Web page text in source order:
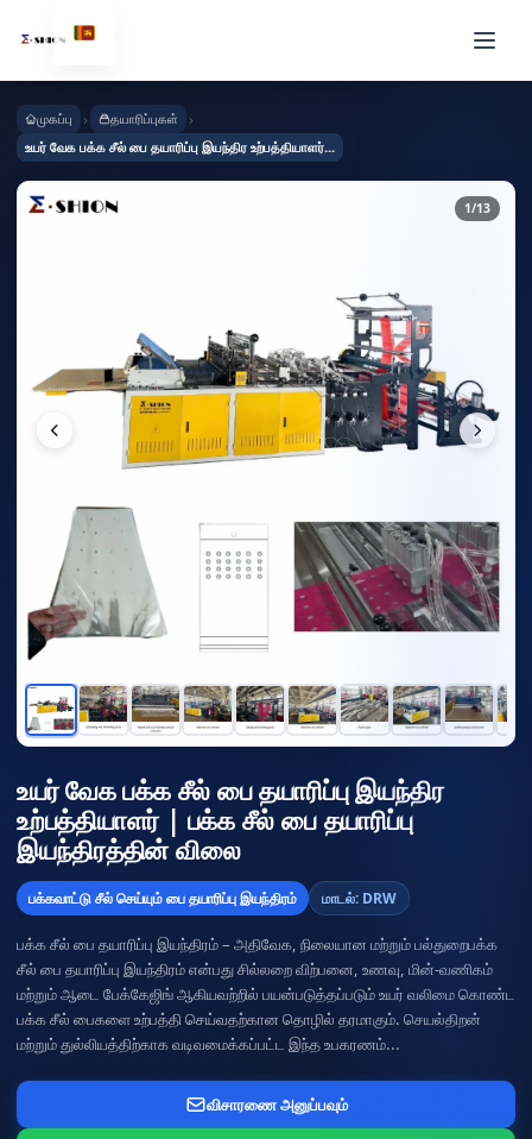
முகப்பு › தயாரிப்புகள் ›
உயர் வேக பக்க சீல் பை தயாரிப்பு இயந்திர உற்பத்தியாளர்...
1/13
உயர் வேக பக்க சீல் பை தயாரிப்பு இயந்திர
உற்பத்தியாளர் | பக்க சீல் பை தயாரிப்பு
இயந்திரத்தின் விலை
பக்கவாட்டு சீல் செய்யும் பை தயாரிப்பு இயந்திரம் மாடல்: DRW
பக்க சீல் பை தயாரிப்பு இயந்திரம் – அதிவேக, நிலையான மற்றும் பல்துறைபக்க
சீல் பை தயாரிப்பு இயந்திரம் என்பது சில்லறை விற்பனை, உணவு, மின்-வணிகம்
மற்றும் ஆடை பேக்கேஜிங் ஆகியவற்றில் பயன்படுத்தப்படும் உயர் வலிமை கொண்ட
பக்க சீல் பைகளை உற்பத்தி செய்வதற்கான தொழில் தரமாகும். செயல்திறன்
மற்றும் துல்லியத்திற்காக வடிவமைக்கப்பட்ட இந்த உபகரணம்...
விசாரணை அனுப்பவும்